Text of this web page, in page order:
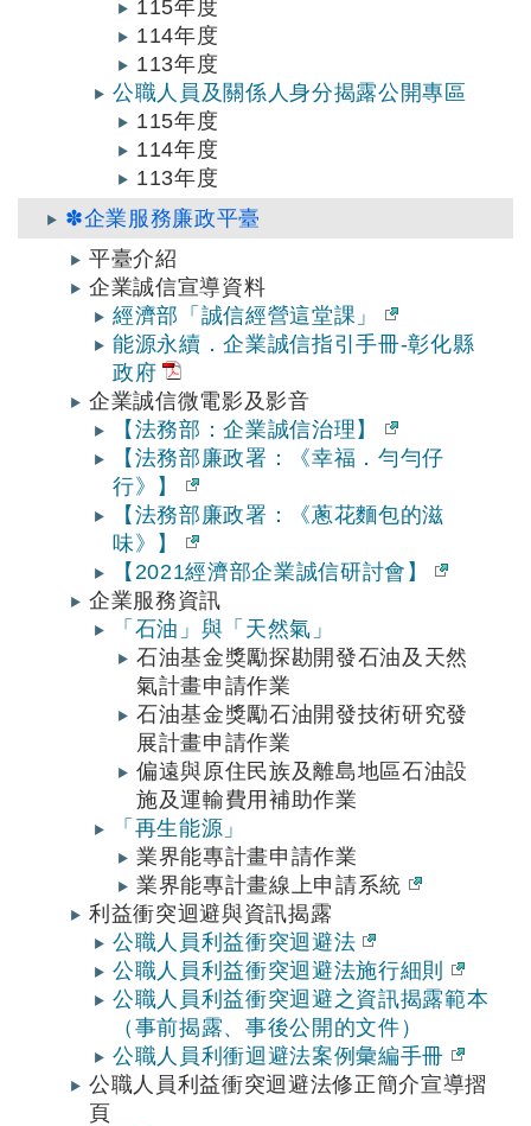
115年度
114年度
113年度
公職人員及關係人身分揭露公開專區
115年度
114年度
113年度
✽企業服務廉政平臺
平臺介紹
企業誠信宣導資料
經濟部「誠信經營這堂課」
能源永續．企業誠信指引手冊-彰化縣
政府
企業誠信微電影及影音
【法務部：企業誠信治理】
【法務部廉政署：《幸福．勻勻仔
行》】
【法務部廉政署：《蔥花麵包的滋
味》】
【2021經濟部企業誠信研討會】
企業服務資訊
「石油」與「天然氣」
石油基金獎勵探勘開發石油及天然
氣計畫申請作業
石油基金獎勵石油開發技術研究發
展計畫申請作業
偏遠與原住民族及離島地區石油設
施及運輸費用補助作業
「再生能源」
業界能專計畫申請作業
業界能專計畫線上申請系統
利益衝突迴避與資訊揭露
公職人員利益衝突迴避法
公職人員利益衝突迴避法施行細則
公職人員利益衝突迴避之資訊揭露範本
（事前揭露、事後公開的文件）
公職人員利衝迴避法案例彙編手冊
公職人員利益衝突迴避法修正簡介宣導摺
頁